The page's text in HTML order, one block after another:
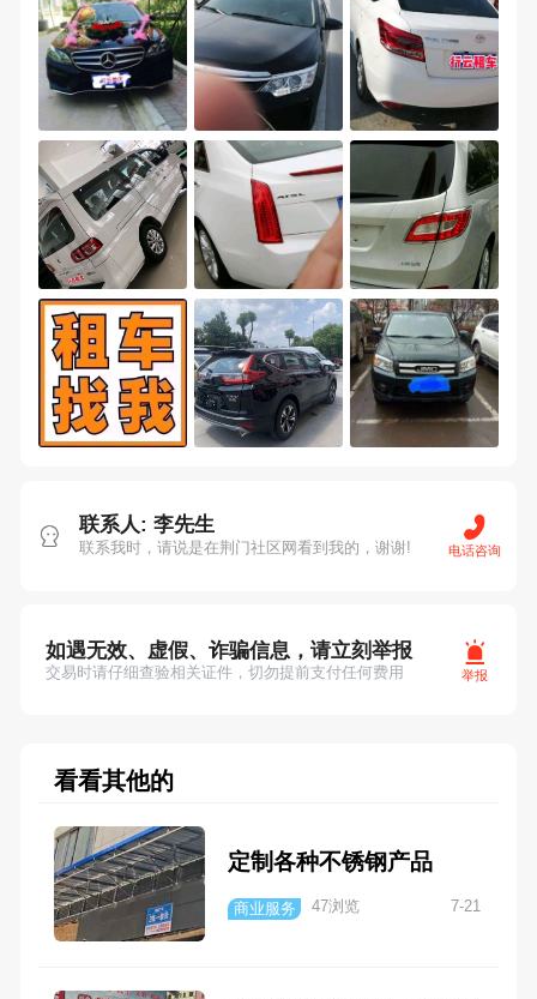
联系人: 李先生
联系我时，请说是在荆门社区网看到我的，谢谢! 电话咨询
如遇无效、虚假、诈骗信息，请立刻举报
交易时请仔细查验相关证件，切勿提前支付任何费用 举报
看看其他的
定制各种不锈钢产品
商业服务 47浏览 7-21